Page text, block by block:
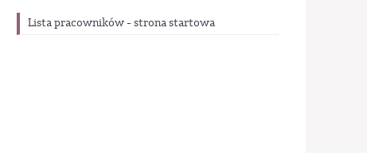
Lista pracowników - strona startowa